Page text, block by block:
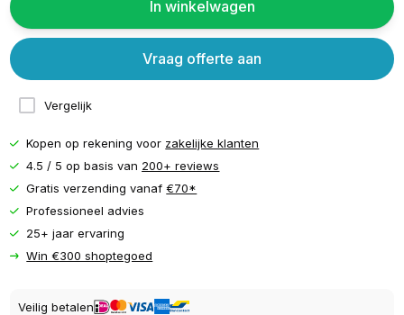
In winkelwagen
Vergelijk
Vraag offerte aan
Kopen op rekening voor zakelijke klanten
4.5 / 5 op basis van 200+ reviews
Gratis verzending vanaf€70*
Professioneel advies
25+ jaar ervaring
Win €300 shoptegoed
Veilig betalen